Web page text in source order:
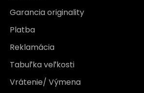
Garancia originality
Platba
Reklamácia
Tabuľka veľkosti
Vrátenie/ Výmena